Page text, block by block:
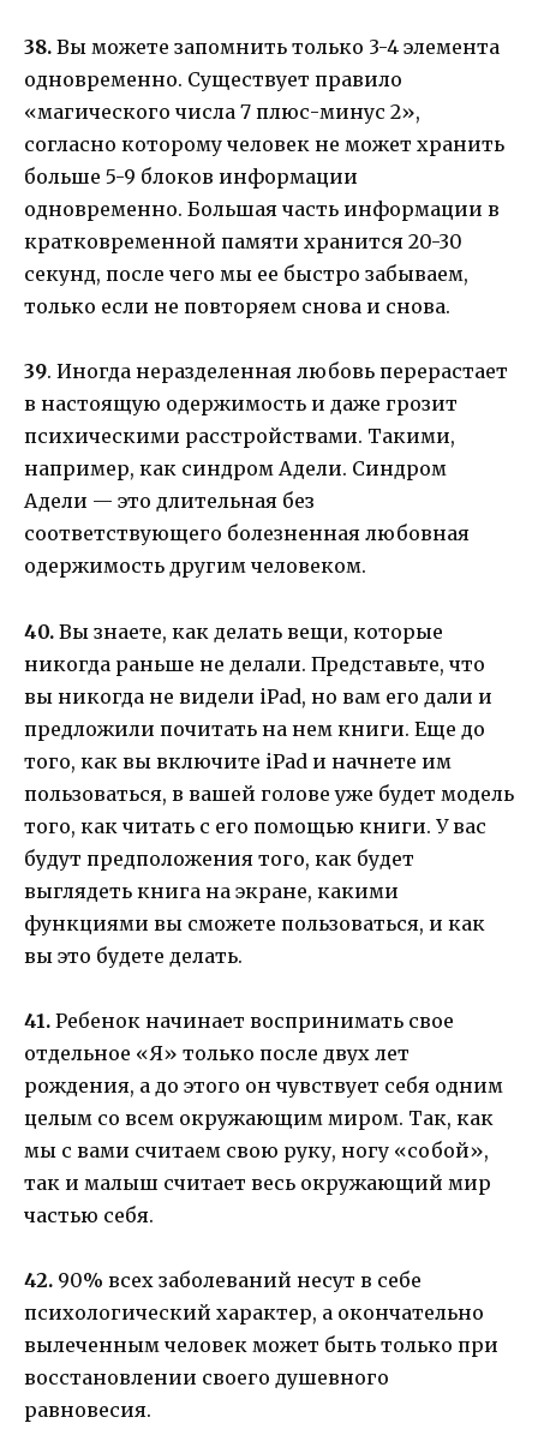
38. Вы можете запомнить только 3-4 элемента
одновременно. Существует правило
«магического числа 7 плюс-минус 2»,
согласно которому человек не может хранить
больше 5-9 блоков информации
одновременно. Большая часть информации в
кратковременной памяти хранится 20-30
секунд, после чего мы ее быстро забываем,
только если не повторяем снова и снова.
39. Иногда неразделенная любовь перерастает
в настоящую одержимость и даже грозит
психическими расстройствами. Такими,
например, как синдром Адели. Синдром
Адели — это длительная без
соответствующего болезненная любовная
одержимость другим человеком.
40. Вы знаете, как делать вещи, которые
никогда раньше не делали. Представьте, что
вы никогда не видели iPad, но вам его дали и
предложили почитать на нем книги. Еще до
того, как вы включите iPad и начнете им
пользоваться, в вашей голове уже будет модель
того, как читать с его помощью книги. У вас
будут предположения того, как будет
выглядеть книга на экране, какими
функциями вы сможете пользоваться, и как
вы это будете делать.
41. Ребенок начинает воспринимать свое
отдельное «Я» только после двух лет
рождения, а до этого он чувствует себя одним
целым со всем окружающим миром. Так, как
мы с вами считаем свою руку, ногу «собой»,
так и малыш считает весь окружающий мир
частью себя.
42. 90% всех заболеваний несут в себе
психологический характер, а окончательно
вылеченным человек может быть только при
восстановлении своего душевного
равновесия.